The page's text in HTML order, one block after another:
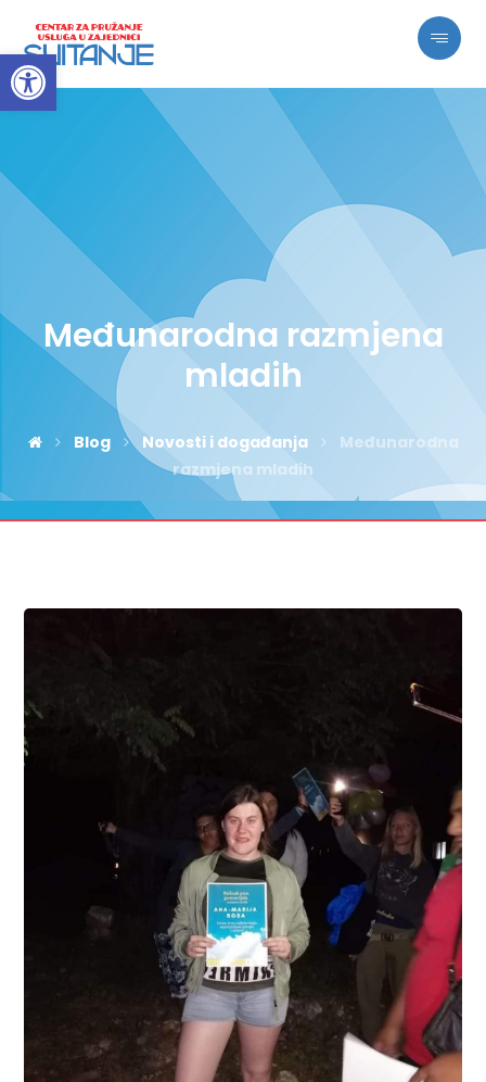
Open toolbar
Međunarodna razmjena
mladih
Blog Novosti i događanja
Međunarodna
razmjena mladih